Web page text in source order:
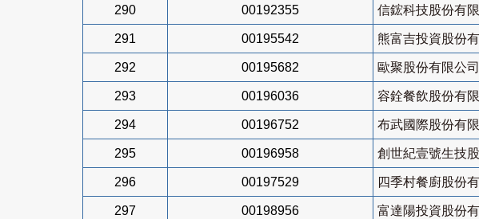
290 00192355 信鋐科技股份有
291 00195542 熊富吉投資股份
292 00195682 歐聚股份有限公司
293 00196036 容銓餐飲股份有
294 00196752 布武國際股份有
295 00196958 創世紀壹號生技
296 00197529 四季村餐廚股份
297 00198956 富達陽投資股份